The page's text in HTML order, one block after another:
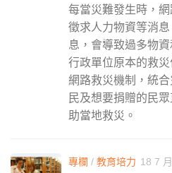
每當災難發生時，
徵求人力物資等消
息，會導致過多物
行政單位原本的救
網路救災機制，統
民及想要捐贈的民
助當地救災。
專欄 / 教育培力 18 7